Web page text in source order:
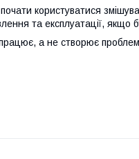
користуватися
та експлуатації, якщо
а не створює